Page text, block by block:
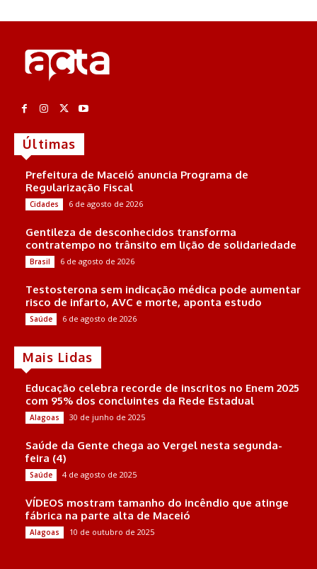
Últimas
Prefeitura de Maceió anuncia Programa de
Regularização Fiscal
Cidades 6 de agosto de 2026
Gentileza de desconhecidos transforma
contratempo no trânsito em lição de solidariedade
Brasil 6 de agosto de 2026
Testosterona sem indicação médica pode aumentar
risco de infarto, AVC e morte, aponta estudo
Saúde 6 de agosto de 2026
Mais Lidas
Educação celebra recorde de inscritos no Enem 2025
com 95% dos concluintes da Rede Estadual
Alagoas 30 de junho de 2025
Saúde da Gente chega ao Vergel nesta segunda-
feira (4)
Saúde 4 de agosto de 2025
VÍDEOS mostram tamanho do incêndio que atinge
fábrica na parte alta de Maceió
Alagoas 10 de outubro de 2025